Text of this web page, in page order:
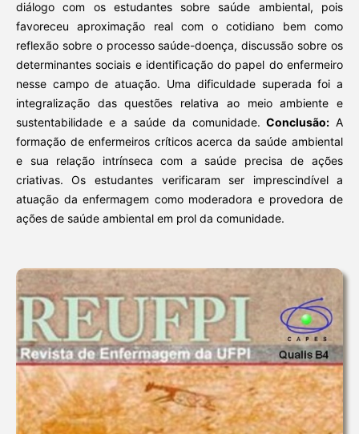
diálogo com os estudantes sobre saúde ambiental, pois
favoreceu aproximação real com o cotidiano bem como
reflexão sobre o processo saúde-doença, discussão sobre os
determinantes sociais e identificação do papel do enfermeiro
nesse campo de atuação. Uma dificuldade superada foi a
integralização das questões relativa ao meio ambiente e
sustentabilidade e a saúde da comunidade.Conclusão: A
formação de enfermeiros críticos acerca da saúde ambiental
e sua relação intrínseca com a saúde precisa de ações
criativas. Os estudantes verificaram ser imprescindível a
atuação da enfermagem como moderadora e provedora de
ações de saúde ambiental em prol da comunidade.